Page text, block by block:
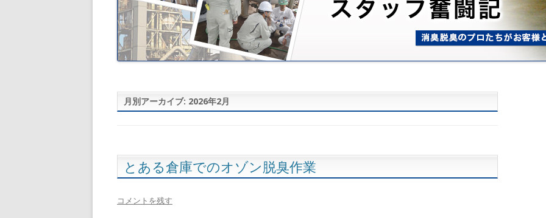
月別アーカイブ: 2026年2月
とある倉庫でのオゾン脱臭作業
コメントを残す